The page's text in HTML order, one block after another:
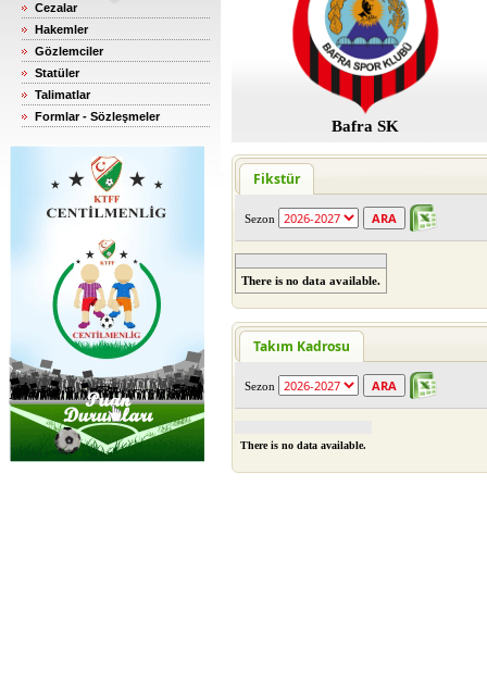
Cezalar
Hakemler
Gözlemciler
Statüler
Talimatlar
Formlar - Sözleşmeler
Bafra SK
Fikstür
Sezon
There is no data available.
Takım Kadrosu
Sezon
There is no data available.